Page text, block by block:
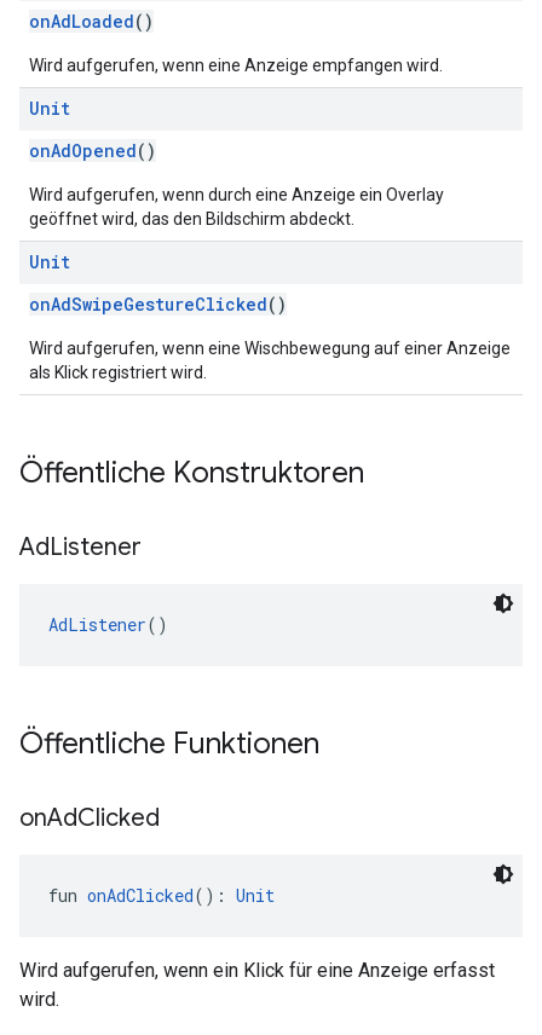
onAdLoaded()
Wird aufgerufen, wenn eine Anzeige empfangen wird.
Unit
onAdOpened()
Wird aufgerufen, wenn durch eine Anzeige ein Overlay
geöffnet wird, das den Bildschirm abdeckt.
Unit
onAdSwipeGestureClicked()
Wird aufgerufen, wenn eine Wischbewegung auf einer Anzeige
als Klick registriert wird.
Öffentliche Konstruktoren
AdListener
AdListener()
Öffentliche Funktionen
onAdClicked
fun onAdClicked(): Unit
Wird aufgerufen, wenn ein Klick für eine Anzeige erfasst
wird.